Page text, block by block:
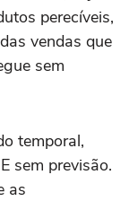
perecíveis,
vendas que
sem
temporal,
sem previsão.
as